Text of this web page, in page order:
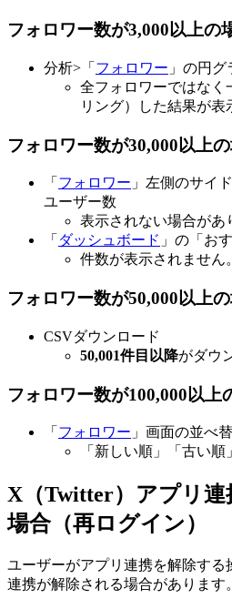
フォロワー数が3,000以上の
分析>「 フォロワー 」の円グ
全フォロワーではなく
リング）した結果が表
フォロワー数が30,000以上
「 フォロワー 」左側のサイ
ユーザー数
表示されない場合があ
「 ダッシュボード 」の「お
件数が表示されません。
フォロワー数が50,000以上
CSVダウンロード
50,001件目以降がダウ
フォロワー数が100,000以上
「 フォロワー 」画面の並べ
「新しい順」「古い順
X（Twitter）アプリ連
場合（再ログイン）
ユーザーがアプリ連携を解除する
連携が解除される場合があります。